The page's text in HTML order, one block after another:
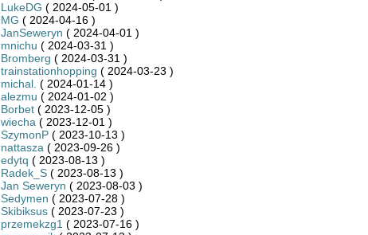
LukeDG ( 2024-05-01 )
MG ( 2024-04-16 )
JanSeweryn ( 2024-04-01 )
mnichu ( 2024-03-31 )
Bromberg ( 2024-03-31 )
trainstationhopping ( 2024-03-23 )
michal. ( 2024-01-14 )
alezmu ( 2024-01-02 )
Borbet( 2023-12-05 )
wiecha ( 2023-12-01 )
SzymonP( 2023-10-13 )
nattasza ( 2023-09-26 )
edytq ( 2023-08-13 )
Radek_S( 2023-08-13 )
Jan Seweryn ( 2023-08-03 )
Sedymen ( 2023-07-28 )
Skibiksus( 2023-07-23 )
przemekzg1 ( 2023-07-16 )